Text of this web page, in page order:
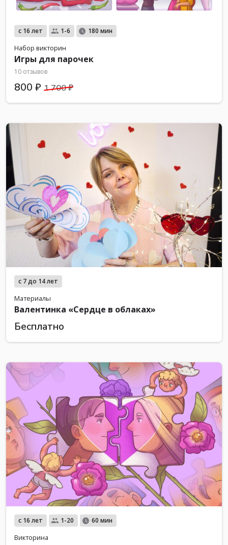
с 16 лет 1-6 180 мин
Набор викторин
Игры для парочек
10 отзывов
800 ₽ 1 700 ₽
с 7 до 14 лет
Материалы
Валентинка «Сердце в облаках»
Бесплатно
с 16 лет 1-20 60 мин
Викторина